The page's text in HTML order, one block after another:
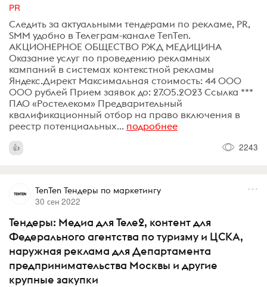
PR
Следить за актуальными тендерами по рекламе, PR,
SMM удобно в Телеграм-канале TenTen.
АКЦИОНЕРНОЕ ОБЩЕСТВО РЖД МЕДИЦИНА
Оказание услуг по проведению рекламных
кампаний в системах контекстной рекламы
Яндекс.Директ Максимальная стоимость: 44 000
000 рублей Прием заявок до: 27.05.2023 Ссылка ***
ПАО «Ростелеком» Предварительный
квалификационный отбор на право включения в
реестр потенциальных... подробнее
2243
TenTen Тендеры по маркетингу
30 сен 2022
Тендеры: Медиа для Теле2, контент для
Федерального агентства по туризму и ЦСКА,
наружная реклама для Департамента
предпринимательства Москвы и другие
крупные закупки